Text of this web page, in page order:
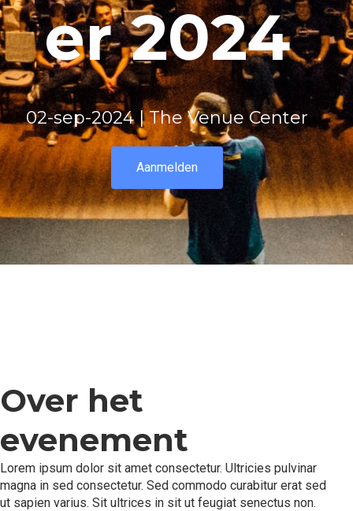
er 2024
02-sep-2024 | The Venue Center
Aanmelden
Over het
evenement
Lorem ipsum dolor sit amet consectetur. Ultricies pulvinar
magna in sed consectetur. Sed commodo curabitur erat sed
ut sapien varius. Sit ultrices in sit ut feugiat senectus non.